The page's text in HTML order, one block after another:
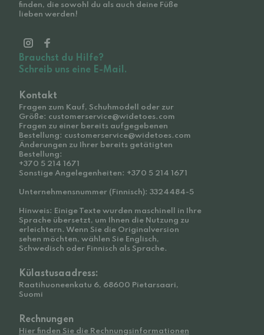
finden, die sowohl du als auch deine Füße
lieben werden!
Brauchst du Hilfe?
Schreib uns eine E-Mail.
Kontakt
Fragen zum Kauf, Schuhmodell oder zur
Größe: customerservice@widetoes.com
Fragen zu einer bereits aufgegebenen
Bestellung: customerservice@widetoes.com
Änderungen zu Ihrer bereits getätigten
Bestellung:
+370 5 214 1671
Sonstige Angelegenheiten: +370 5 214 1671
Unternehmensnummer (Finnisch): 3324484-5
Hinweis: Einige Texte wurden maschinell in Ihre
Sprache übersetzt, um Ihnen die Nutzung zu
erleichtern. Wenn Sie die Originalversion
sehen möchten, wählen Sie Englisch,
Schwedisch oder Finnisch als Sprache.
Külastusaadress:
Raatihuoneenkatu 6, 68600 Pietarsaari,
Suomi
Rechnungen
Hier finden Sie die Rechnungsinformationen